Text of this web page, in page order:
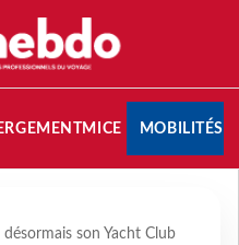
MICE MOBILITÉS
désormais son Yacht Club